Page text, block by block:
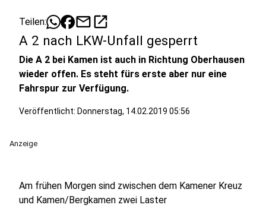
Teilen: mailopen_in_new
A 2 nach LKW-Unfall gesperrt
Die A 2 bei Kamen ist auch in Richtung Oberhausen
wieder offen. Es steht fürs erste aber nur eine
Fahrspur zur Verfügung.
Veröffentlicht: Donnerstag, 14.02.2019 05:56
Anzeige
Am frühen Morgen sind zwischen dem Kamener Kreuz
und Kamen/Bergkamen zwei Laster